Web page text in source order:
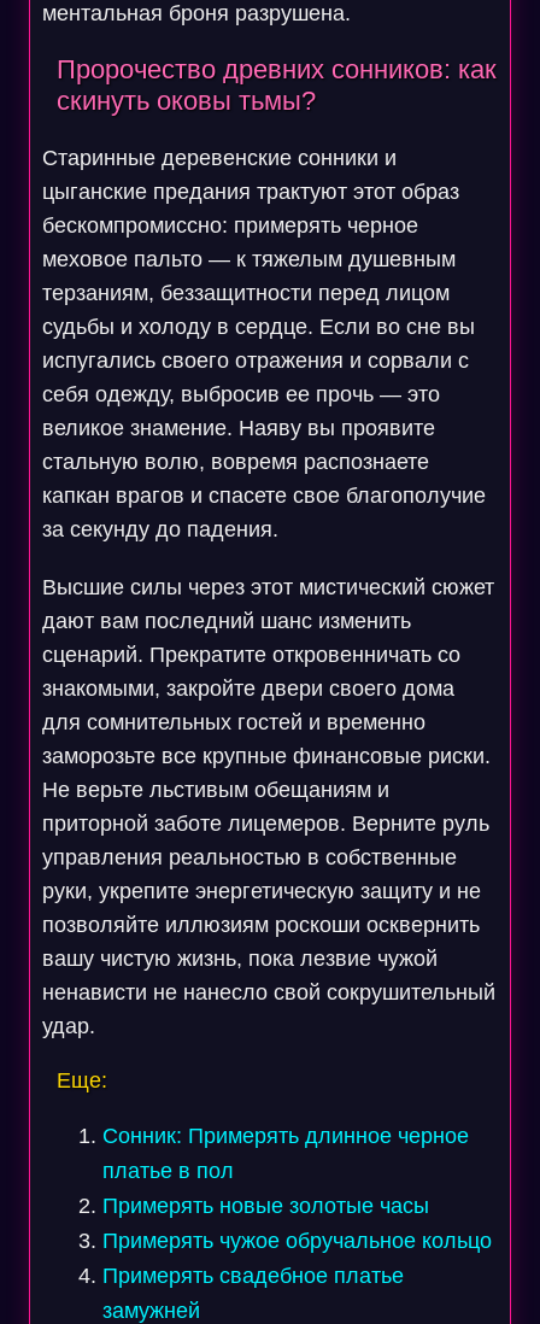
ментальная броня разрушена.
Пророчество древних сонников: как
скинуть оковы тьмы?
Старинные деревенские сонники и
цыганские предания трактуют этот образ
бескомпромиссно: примерять черное
меховое пальто — к тяжелым душевным
терзаниям, беззащитности перед лицом
судьбы и холоду в сердце. Если во сне вы
испугались своего отражения и сорвали с
себя одежду, выбросив ее прочь — это
великое знамение. Наяву вы проявите
стальную волю, вовремя распознаете
капкан врагов и спасете свое благополучие
за секунду до падения.
Высшие силы через этот мистический сюжет
дают вам последний шанс изменить
сценарий. Прекратите откровенничать со
знакомыми, закройте двери своего дома
для сомнительных гостей и временно
заморозьте все крупные финансовые риски.
Не верьте льстивым обещаниям и
приторной заботе лицемеров. Верните руль
управления реальностью в собственные
руки, укрепите энергетическую защиту и не
позволяйте иллюзиям роскоши осквернить
вашу чистую жизнь, пока лезвие чужой
ненависти не нанесло свой сокрушительный
удар.
Еще:
Сонник: Примерять длинное черное
платье в пол
Примерять новые золотые часы
Примерять чужое обручальное кольцо
Примерять свадебное платье
замужней